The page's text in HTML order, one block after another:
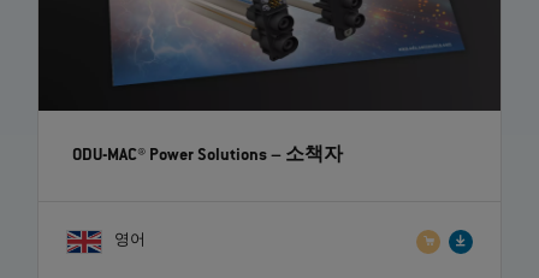
ODU-MAC® Power Solutions– 소책자
영어